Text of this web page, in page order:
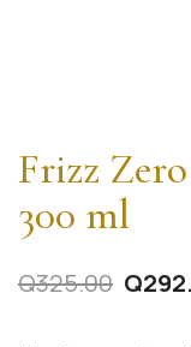
Frizz
300 ml
Q325.00 Q